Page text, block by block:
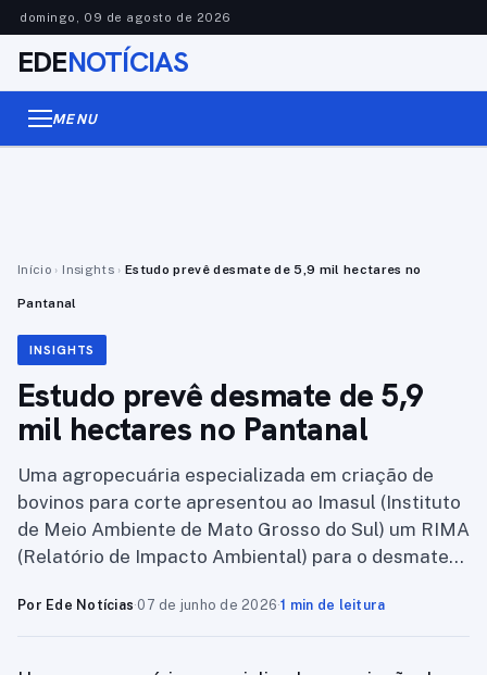
domingo, 09 de agosto de 2026
EDENOTÍCIAS
MENU
Início › Insights › Estudo prevê desmate de 5,9 mil hectares no
Pantanal
INSIGHTS
Estudo prevê desmate de 5,9
mil hectares no Pantanal
Uma agropecuária especializada em criação de
bovinos para corte apresentou ao Imasul (Instituto
de Meio Ambiente de Mato Grosso do Sul) um RIMA
(Relatório de Impacto Ambiental) para o desmate…
Por Ede Notícias·07 de junho de 2026·1 min de leitura